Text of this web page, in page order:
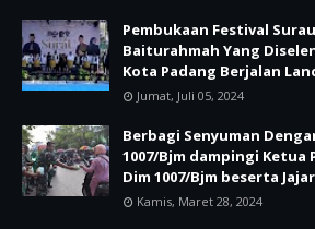
Pembukaan Festival
Baiturahmah Yang
Kota Padang Berjalan
Jumat, Juli 05, 2024
Berbagi Senyuman
1007/Bjm dampingi Ketua
Dim 1007/Bjm beserta
Kamis, Maret 28, 2024